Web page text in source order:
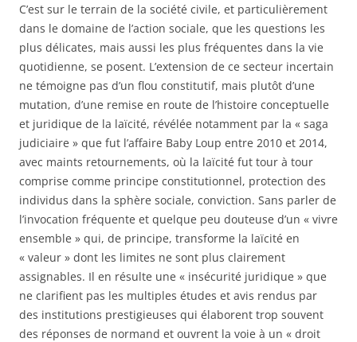
C’est sur le terrain de la société civile, et particulièrement
dans le domaine de l’action sociale, que les questions les
plus délicates, mais aussi les plus fréquentes dans la vie
quotidienne, se posent. L’extension de ce secteur incertain
ne témoigne pas d’un flou constitutif, mais plutôt d’une
mutation, d’une remise en route de l’histoire conceptuelle
et juridique de la laïcité, révélée notamment par la « saga
judiciaire » que fut l’affaire Baby Loup entre 2010 et 2014,
avec maints retournements, où la laïcité fut tour à tour
comprise comme principe constitutionnel, protection des
individus dans la sphère sociale, conviction. Sans parler de
l’invocation fréquente et quelque peu douteuse d’un « vivre
ensemble » qui, de principe, transforme la laïcité en
« valeur » dont les limites ne sont plus clairement
assignables. Il en résulte une « insécurité juridique » que
ne clarifient pas les multiples études et avis rendus par
des institutions prestigieuses qui élaborent trop souvent
des réponses de normand et ouvrent la voie à un « droit